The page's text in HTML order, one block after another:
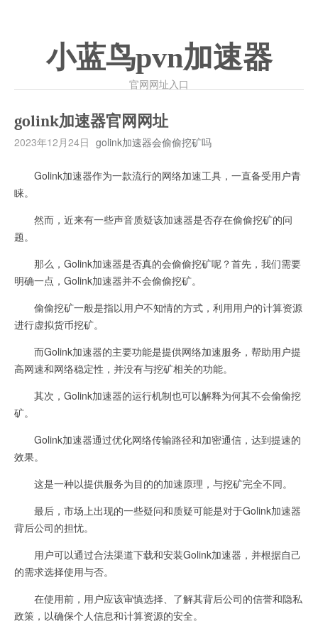
小蓝鸟pvn加速器
官网网址入口
golink加速器官网网址
2023年12月24日 golink加速器会偷偷挖矿吗
Golink加速器作为一款流行的网络加速工具，一直备受用户青
睐。
然而，近来有一些声音质疑该加速器是否存在偷偷挖矿的问
题。
那么，Golink加速器是否真的会偷偷挖矿呢？首先，我们需要
明确一点，Golink加速器并不会偷偷挖矿。
偷偷挖矿一般是指以用户不知情的方式，利用用户的计算资源
进行虚拟货币挖矿。
而Golink加速器的主要功能是提供网络加速服务，帮助用户提
高网速和网络稳定性，并没有与挖矿相关的功能。
其次，Golink加速器的运行机制也可以解释为何其不会偷偷挖
矿。
Golink加速器通过优化网络传输路径和加密通信，达到提速的
效果。
这是一种以提供服务为目的的加速原理，与挖矿完全不同。
最后，市场上出现的一些疑问和质疑可能是对于Golink加速器
背后公司的担忧。
用户可以通过合法渠道下载和安装Golink加速器，并根据自己
的需求选择使用与否。
在使用前，用户应该审慎选择、了解其背后公司的信誉和隐私
政策，以确保个人信息和计算资源的安全。